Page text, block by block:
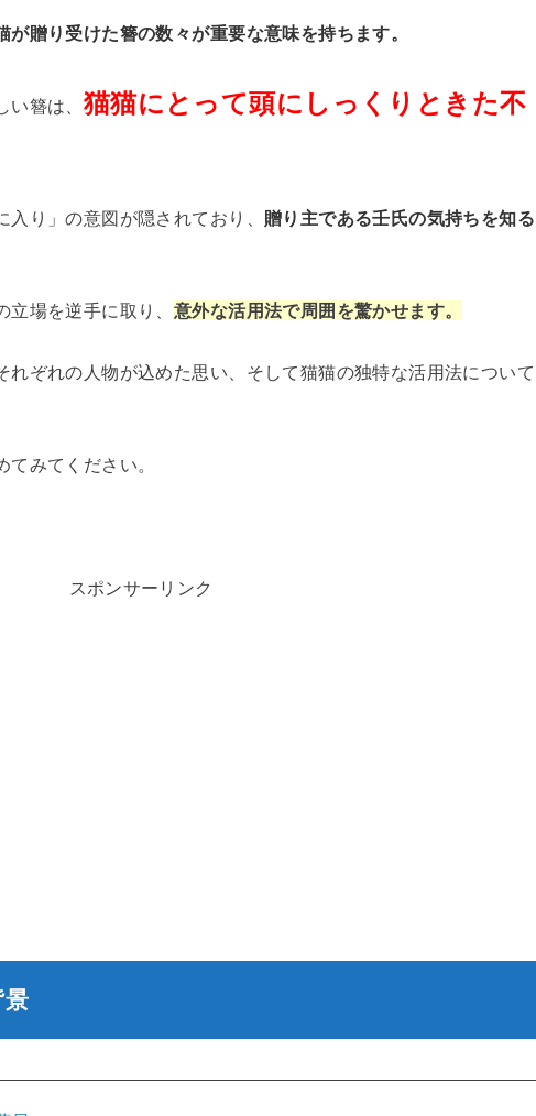
が贈り受けた簪の数々が重要な意味を持ちます。
簪は、 猫猫にとって頭にしっくりときた不
り」の意図が隠されており、 贈り主である壬氏の気持ちを知る
場を逆手に取り、 意外な活用法で周囲を驚かせます。
れぞれの人物が込めた思い、そして猫猫の独特な活用法について
みてください。
スポンサーリンク
景